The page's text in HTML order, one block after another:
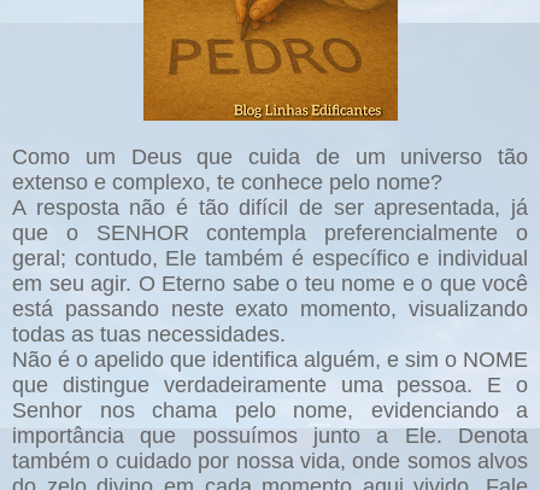
Como um Deus que cuida de um universo tão
extenso e complexo, te conhece pelo nome?
A resposta não é tão difícil de ser apresentada, já
que o SENHOR contempla preferencialmente o
geral; contudo, Ele também é específico e individual
em seu agir. O Eterno sabe o teu nome e o que você
está passando neste exato momento, visualizando
todas as tuas necessidades.
Não é o apelido que identifica alguém, e sim o NOME
que distingue verdadeiramente uma pessoa. E o
Senhor nos chama pelo nome, evidenciando a
importância que possuímos junto a Ele. Denota
também o cuidado por nossa vida, onde somos alvos